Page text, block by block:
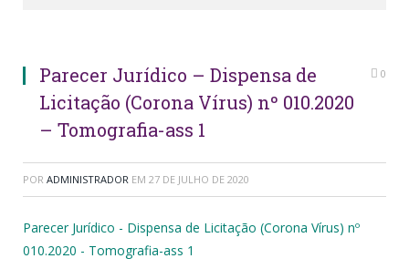
Parecer Jurídico – Dispensa de
Licitação (Corona Vírus) nº 010.2020
– Tomografia-ass 1
0
POR ADMINISTRADOR EM 27 DE JULHO DE 2020
Parecer Jurídico - Dispensa de Licitação (Corona Vírus) nº
010.2020 - Tomografia-ass 1